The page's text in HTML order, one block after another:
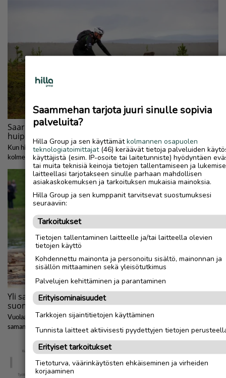
Saammehan tarjota juuri sinulle sopivia
palveluita?
Hilla Group ja sen käyttämätkolmannen osapuolen
teknologiatoimittajat(46) keräävät tietoja palveluiden
käyttäjistä (esim. IP-osoite tai laitetunniste) hyödyntäen
tai muita teknisiä keinoja tietojen tallentamiseen ja
laitteellasi tarjotakseen sinulle parhaan mahdollisen
asiakaskokemuksen ja tarkoituksen mukaisia mainoksia.
Hilla Group ja sen kumppanit tarvitsevat suostumuksesi
seuraaviin:
Tarkoitukset
Tietojen tallentaminen laitteelle ja/tai laitteella olevien
tietojen käyttö
Kohdennettu mainonta ja personoitu sisältö, mainonnan ja
sisällön mittaaminen sekä yleisötutkimus
Palvelujen kehittäminen ja parantaminen
Erityisominaisuudet
Tarkkojen sijaintitietojen käyttäminen
Tunnista laitteet aktiivisesti pyydettyjen tietojen
Erityiset tarkoitukset
Tietoturva, väärinkäytösten ehkäiseminen ja virheiden
korjaaminen